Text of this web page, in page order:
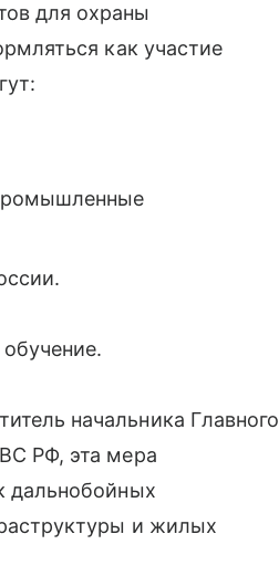
для охраны
как участие
начальника Главного
РФ, эта мера
дальнобойных
и жилых